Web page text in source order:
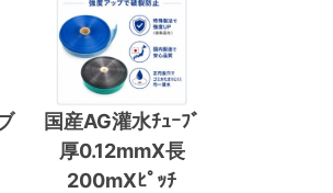
国産AG灌水ﾁｭｰﾌﾞ
厚0.12mmX長
200mXﾋﾟｯﾁ